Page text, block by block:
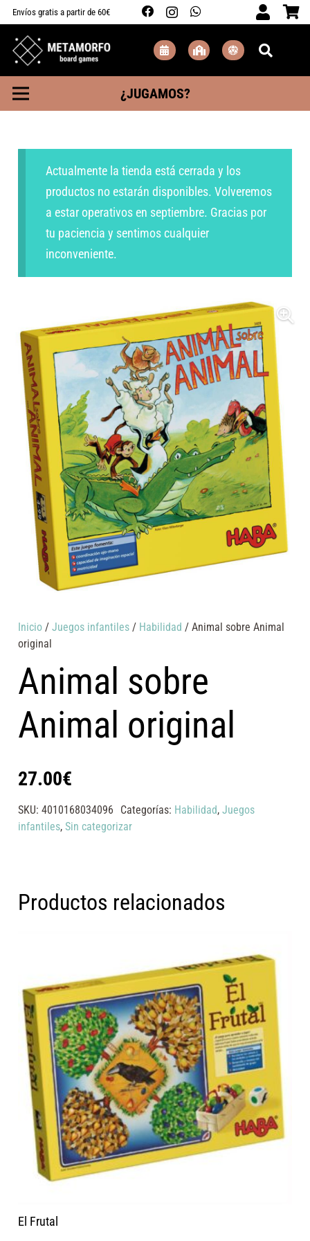
Envíos gratis a partir de 60€
¿JUGAMOS?
Actualmente la tienda está cerrada y los
productos no estarán disponibles. Volveremos
a estar operativos en septiembre. Gracias por
tu paciencia y sentimos cualquier
inconveniente.
Inicio /Juegos infantiles / Habilidad / Animal sobre Animal
original
Animal sobre
Animal original
27.00€
SKU:4010168034096 Categorías: Habilidad, Juegos
infantiles,Sin categorizar
Productos relacionados
El Frutal